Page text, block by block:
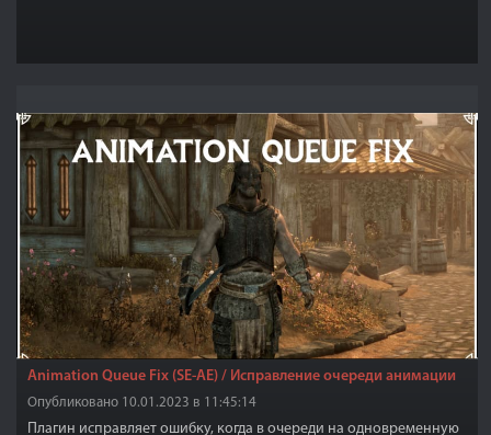
Animation Queue Fix (SE-AE) / Исправление очереди анимации
Опубликовано 10.01.2023 в 11:45:14
Плагин исправляет ​​ошибку, когда в очереди на одновременную